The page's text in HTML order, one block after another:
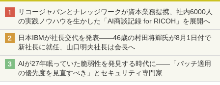
リコージャパンとナレッジワークが資本業務提携、社内6000人
の実践ノウハウを生かした「AI商談記録 for RICOH」を展開へ
日本IBMが社長交代を発表――46歳の村田将輝氏が8月1日付で
新社長に就任、山口明夫社長は会長へ
AIが27年眠っていた脆弱性を発見する時代に――「パッチ適用
の優先度を見直すべき」とセキュリティ専門家